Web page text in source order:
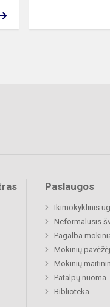
Paslaugos
Ikimokyklinis
Neformalusis
Pagalba
Mokinių
Mokinių
Patalpų nuoma
Biblioteka